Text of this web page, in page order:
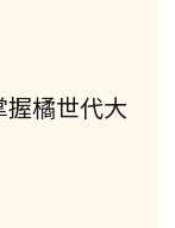
橘世代大